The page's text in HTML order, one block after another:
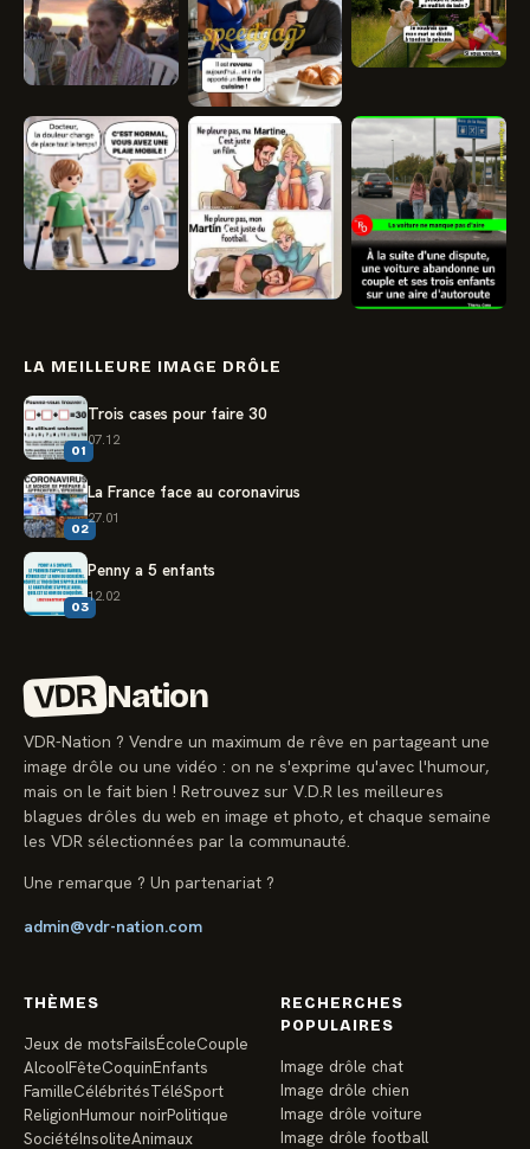
LA MEILLEURE IMAGE DRÔLE
01
Trois cases pour faire 30
07.12
02
La France face au coronavirus
27.01
03
Penny a 5 enfants
12.02
VDR Nation
VDR-Nation ? Vendre un maximum de rêve en partageant une
image drôle ou une vidéo : on ne s'exprime qu'avec l'humour,
mais on le fait bien ! Retrouvez sur V.D.R les meilleures
blagues drôles du web en image et photo, et chaque semaine
les VDR sélectionnées par la communauté.
Une remarque ? Un partenariat ?
admin@vdr-nation.com
THÈMES
Jeux de motsFailsÉcoleCouple
AlcoolFêteCoquinEnfants
FamilleCélébritésTéléSport
ReligionHumour noirPolitique
SociétéInsoliteAnimaux
RECHERCHES
POPULAIRES
Image drôle chat
Image drôle chien
Image drôle voiture
Image drôle football